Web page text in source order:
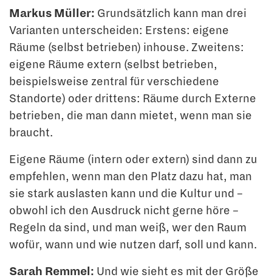
Markus Müller: Grundsätzlich kann man drei
Varianten unterscheiden: Erstens: eigene
Räume (selbst betrieben) inhouse. Zweitens:
eigene Räume extern (selbst betrieben,
beispielsweise zentral für verschiedene
Standorte) oder drittens: Räume durch Externe
betrieben, die man dann mietet, wenn man sie
braucht.
Eigene Räume (intern oder extern) sind dann zu
empfehlen, wenn man den Platz dazu hat, man
sie stark auslasten kann und die Kultur und –
obwohl ich den Ausdruck nicht gerne höre –
Regeln da sind, und man weiß, wer den Raum
wofür, wann und wie nut­zen darf, soll und kann.
Sarah Remmel: Und wie sieht es mit der Größe